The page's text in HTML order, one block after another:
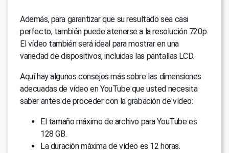
Además, para garantizar que su resultado sea casi
perfecto, también puede atenerse a la resolución 720p.
El vídeo también será ideal para mostrar en una
variedad de dispositivos, incluidas las pantallas LCD.
Aquí hay algunos consejos más sobre las dimensiones
adecuadas de vídeo en YouTube que usted necesita
saber antes de proceder con la grabación de vídeo:
El tamaño máximo de archivo para YouTube es
128 GB.
La duración máxima de vídeo es 12 horas.